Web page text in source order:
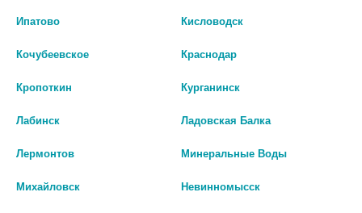
КАПС. №60 (БАД)
НЕГО N30 КАПС ПО 955МГ
Ипатово Кисловодск
Кочубеевское Краснодар
Кропоткин Курганинск
Лабинск Ладовская Балка
Лермонтов Минеральные Воды
Михайловск Невинномысск